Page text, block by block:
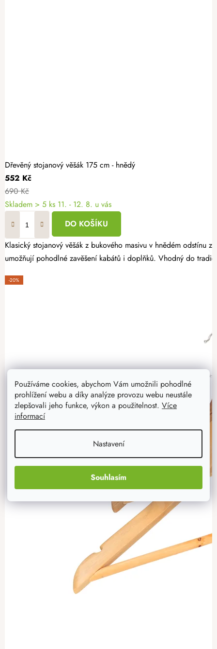
Používáme cookies, abychom Vám umožnili pohodlné
prohlížení webu a díky analýze provozu webu neustále
zlepšovali jeho funkce, výkon a použitelnost. Více
informací
Nastavení
Souhlasím
Dřevěný stojanový věšák 175 cm - hnědý
552 Kč
690 Kč
Skladem > 5 ks 11. - 12. 8. u vás
DO KOŠÍKU
Klasický stojanový věšák z bukového masivu v hnědém odstínu
umožňují pohodlné zavěšení kabátů i doplňků. Vhodný do
-20%